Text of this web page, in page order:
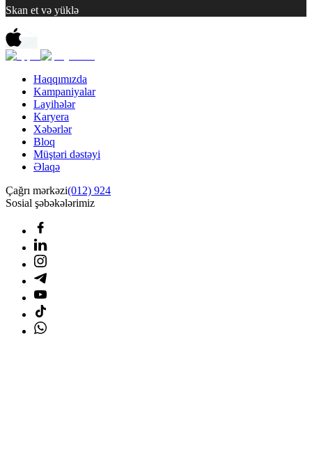
Skan et və yüklə
Haqqımızda
Kampaniyalar
Layihələr
Karyera
Xəbərlər
Bloq
Müştəri dəstəyi
Əlaqə
Çağrı mərkəzi(012) 924
Sosial şəbəkələrimiz